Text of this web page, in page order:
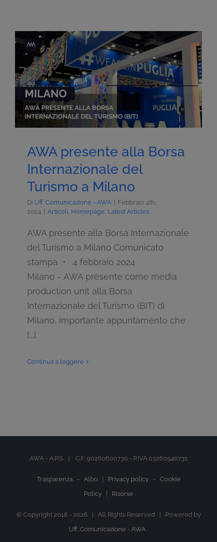
AWA presente alla Borsa
Internazionale del
Turismo a Milano
Di Uff. Comunicazione - AWA | Febbraio 4th,
2024 | Articoli Homepage Latest Articles
AWA presente alla Borsa Internazionale
del Turismo a Milano Comunicato
stampa • 4 febbraio 2024
Milano - AWA presente come media
production unit alla Borsa
Internazionale del Turismo (BIT) di
Milano, importante appuntamento che
[...]
Continua a leggere
AWA - A.P.S. | C.F. 90260600730 - P.IVA 03260540731
Trasparenza - Albo | Privacy policy- Cookie
Policy | Risorse
© Copyright 2018 - 2026 | All Rights Reserved | Powered by
Uff. Comunicazione - AWA